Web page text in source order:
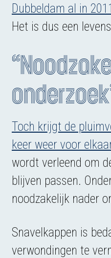
Dubbeldam⁠ al in
Het is dus een
Toch krijgt de
keer weer voor
wordt verleend om
blijven passen.
noodzakelijk nader
Snavelkappen is
verwondingen te